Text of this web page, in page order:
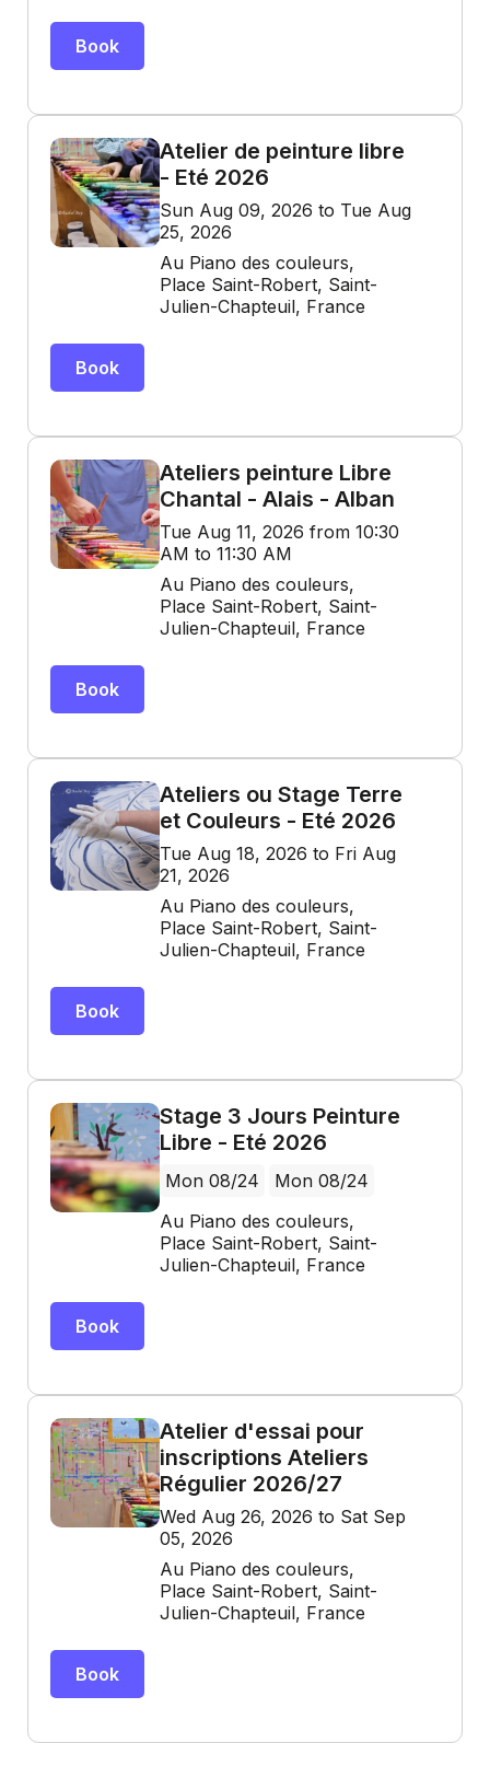
Book
Atelier de peinture libre
- Eté 2026
Sun Aug 09, 2026 to Tue Aug
25, 2026
Au Piano des couleurs,
Place Saint-Robert, Saint-
Julien-Chapteuil, France
Book
Ateliers peinture Libre
Chantal - Alais - Alban
Tue Aug 11, 2026 from 10:30
AM to 11:30 AM
Au Piano des couleurs,
Place Saint-Robert, Saint-
Julien-Chapteuil, France
Book
Ateliers ou Stage Terre
et Couleurs - Eté 2026
Tue Aug 18, 2026 to Fri Aug
21, 2026
Au Piano des couleurs,
Place Saint-Robert, Saint-
Julien-Chapteuil, France
Book
Stage 3 Jours Peinture
Libre - Eté 2026
Mon 08/24
Mon 08/24
Au Piano des couleurs,
Place Saint-Robert, Saint-
Julien-Chapteuil, France
Book
Atelier d'essai pour
inscriptions Ateliers
Régulier 2026/27
Wed Aug 26, 2026 to Sat Sep
05, 2026
Au Piano des couleurs,
Place Saint-Robert, Saint-
Julien-Chapteuil, France
Book